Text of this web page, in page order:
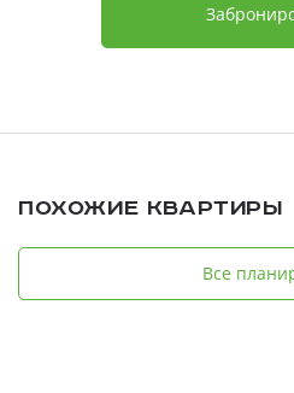
Похожие квартиры
Все